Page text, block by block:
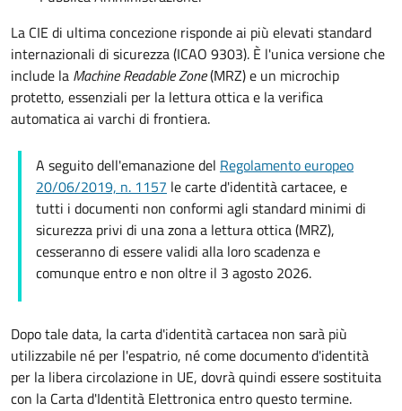
La CIE di ultima concezione risponde ai più elevati standard
internazionali di sicurezza (ICAO 9303). È l'unica versione che
include la Machine Readable Zone(MRZ) e un microchip
protetto, essenziali per la lettura ottica e la verifica
automatica ai varchi di frontiera.
A seguito dell'emanazione del Regolamento europeo
20/06/2019, n. 1157 le carte d'identità cartacee, e
tutti i documenti non conformi agli standard minimi di
sicurezza privi di una zona a lettura ottica (MRZ),
cesseranno di essere validi alla loro scadenza e
comunque entro e non oltre il 3 agosto 2026.
Dopo tale data, la carta d'identità cartacea non sarà più
utilizzabile né per l'espatrio, né come documento d'identità
per la libera circolazione in UE, dovrà quindi essere sostituita
con la Carta d'Identità Elettronica entro questo termine.